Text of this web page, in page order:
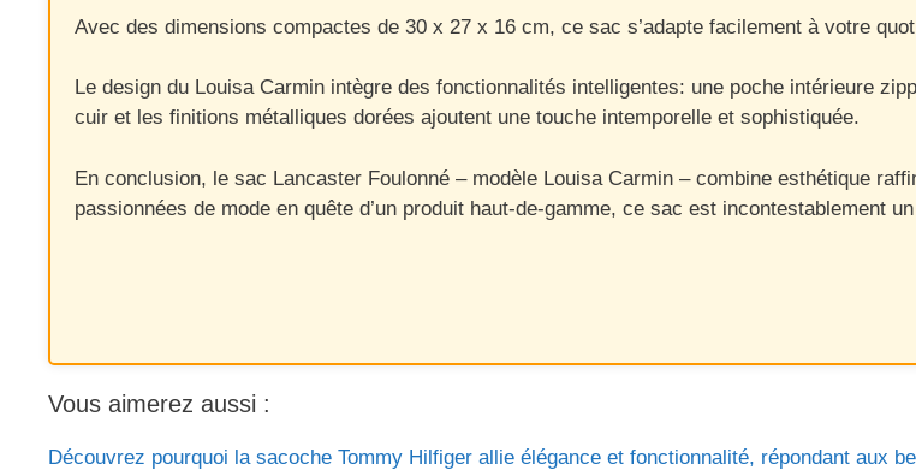
Avec des dimensions compactes de 30 x 27 x 16 cm, ce sac s’adapte facilement à votre
Le design du Louisa Carmin intègre des fonctionnalités intelligentes: une poche intérieure
cuir et les finitions métalliques dorées ajoutent une touche intemporelle et sophistiquée.
En conclusion, le sac Lancaster Foulonné – modèle Louisa Carmin – combine esthétique
passionnées de mode en quête d’un produit haut-de-gamme, ce sac est incontestablement
Vous aimerez aussi :
Découvrez pourquoi la sacoche Tommy Hilfiger allie élégance et fonctionnalité, répondant aux